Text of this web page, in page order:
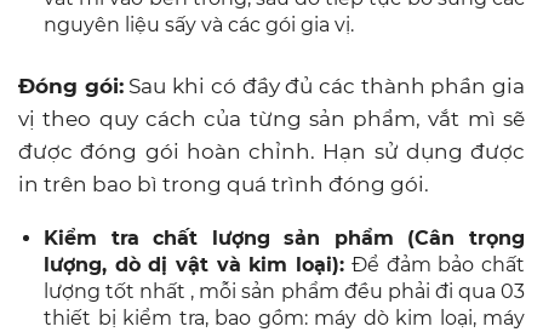
nguyên liệu sấy và các gói gia vị.
Đóng gói:Sau khi có đầy đủ các thành phần gia
vị theo quy cách của từng sản phẩm, vắt mì sẽ
được đóng gói hoàn chỉnh. Hạn sử dụng được
in trên bao bì trong quá trình đóng gói.
Kiểm tra chất lượng sản phẩm (Cân trọng
lượng, dò dị vật và kim loại): Để đảm bảo chất
lượng tốt nhất , mỗi sản phẩm đều phải đi qua 03
thiết bị kiểm tra, bao gồm: máy dò kim loại, máy